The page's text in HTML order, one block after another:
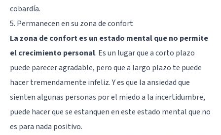
cobardía.
5. Permanecen en su zona de confort
La zona de confort es un estado mental que no permite
el crecimiento personal. Es un lugar que a corto plazo
puede parecer agradable, pero que a largo plazo te puede
hacer tremendamente infeliz. Y es que la ansiedad que
sienten algunas personas por el miedo a la incertidumbre,
puede hacer que se estanquen en este estado mental que no
es para nada positivo.